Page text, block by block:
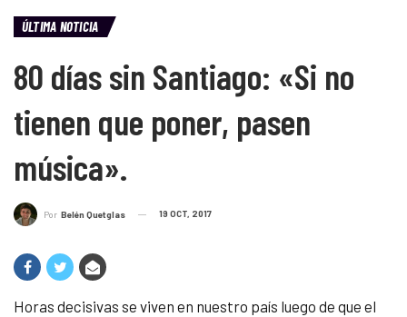
ÚLTIMA NOTICIA
80 días sin Santiago: «Si no
tienen que poner, pasen
música».
Por Belén Quetglas 19 OCT, 2017
Horas decisivas se viven en nuestro país luego de que el